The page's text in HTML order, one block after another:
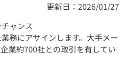
更新日：2026/01/27
ャンス
務にアサインします。大手メー
業約700社との取引を有してい